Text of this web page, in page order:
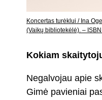
Koncertas turėklui / Ina
(Vaikų bibliotekėlė). –
Kokiam
Negalvojau apie
Gimė pavieniai